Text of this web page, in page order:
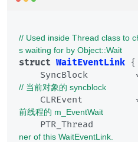
// Used inside Thread class to
s waiting for by Object::Wait
struct WaitEventLink {
// 当前对象的 syncblock
CLREvent
前线程的 m_EventWait
PTR_Thread
ner of this WaitEventLink.